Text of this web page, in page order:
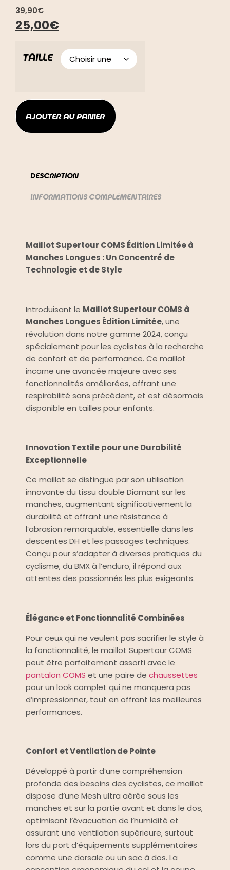
39,90€
25,00€
TAILLE
AJOUTER AU PANIER
DESCRIPTION
INFORMATIONS COMPLÉMENTAIRES
Maillot Supertour COMS Édition Limitée à
Manches Longues : Un Concentré de
Technologie et de Style
Introduisant le Maillot Supertour COMS à
Manches Longues Édition Limitée, une
révolution dans notre gamme 2024, conçu
spécialement pour les cyclistes à la recherche
de confort et de performance. Ce maillot
incarne une avancée majeure avec ses
fonctionnalités améliorées, offrant une
respirabilité sans précédent, et est désormais
disponible en tailles pour enfants.
Innovation Textile pour une Durabilité
Exceptionnelle
Ce maillot se distingue par son utilisation
innovante du tissu double Diamant sur les
manches, augmentant significativement la
durabilité et offrant une résistance à
l’abrasion remarquable, essentielle dans les
descentes DH et les passages techniques.
Conçu pour s’adapter à diverses pratiques du
cyclisme, du BMX à l’enduro, il répond aux
attentes des passionnés les plus exigeants.
Élégance et Fonctionnalité Combinées
Pour ceux qui ne veulent pas sacrifier le style à
la fonctionnalité, le maillot Supertour COMS
peut être parfaitement assorti avec le
pantalon COMS et une paire de chaussettes
pour un look complet qui ne manquera pas
d’impressionner, tout en offrant les meilleures
performances.
Confort et Ventilation de Pointe
Développé à partir d’une compréhension
profonde des besoins des cyclistes, ce maillot
dispose d’une Mesh ultra aérée sous les
manches et sur la partie avant et dans le dos,
optimisant l’évacuation de l’humidité et
assurant une ventilation supérieure, surtout
lors du port d’équipements supplémentaires
comme une dorsale ou un sac à dos. La